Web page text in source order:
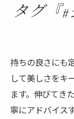
タグ『
持ちの良さにも
して美しさをキ
ます。伸びてき
寧にアドバイス